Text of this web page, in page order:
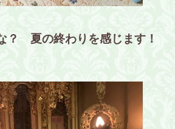
？ 夏の終わりを感じます！